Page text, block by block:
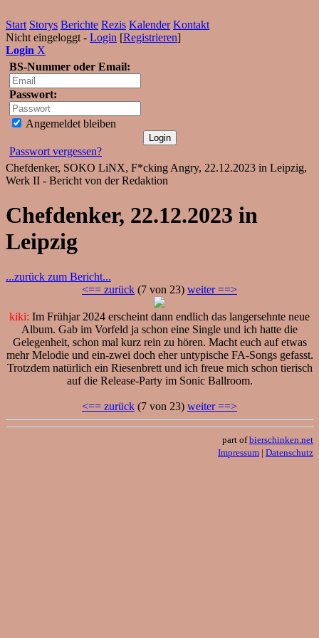
Start Storys Berichte Rezis Kalender Kontakt
Nicht eingeloggt - Login [Registrieren]
Login X
BS-Nummer oder Email:
Passwort:
Angemeldet bleiben
Passwort vergessen?
Chefdenker, SOKO LiNX, F*cking Angry, 22.12.2023 in Leipzig,
Werk II - Bericht von der Redaktion
Chefdenker, 22.12.2023 in
Leipzig
...zurück zum Bericht...
<== zurück (7 von 23) weiter ==>
kiki: Im Frühjar 2024 erscheint dann endlich das langersehnte neue
Album. Gab im Vorfeld ja schon eine Single und ich hatte die
Gelegenheit, schon mal kurz rein zu hören. Macht euch auf etwas
mehr Melodie und ein-zwei doch eher untypische FA-Songs gefasst.
Trotzdem natürlich ein Riesenbrett und ich freue mich schon tierisch
auf die Release-Party im Sonic Ballroom.
<== zurück (7 von 23) weiter ==>
part ofbierschinken.net
Impressum | Datenschutz